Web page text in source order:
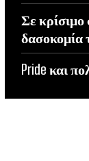
Σε
δασοκομία
Pride και